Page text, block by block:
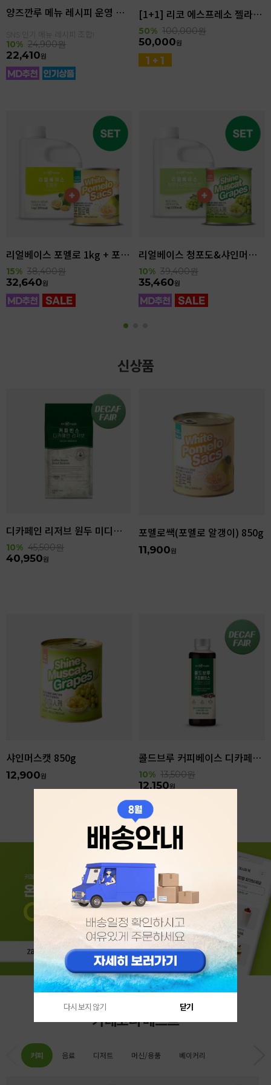
양즈깐루 메뉴 레시피 운영 세트
SNS 인기 메뉴 레시피 조합!
10% 24,900원
22,410원
[1+1] 리코 에스프레소 젤라또 4kg(4.6L)
50% 100,000원
50,000원
리얼베이스 포멜로 1kg + 포멜로쌕 850g SET
15% 38,400원
32,640원
리얼베이스 청포도&샤인머스캣 1kg + 샤인머스캣 850g SET
10% 39,400원
35,460원
신상품
디카페인 리저브 원두 미디엄다크 로스팅 1kg
10% 45,500원
40,950원
포멜로쌕(포멜로 알갱이) 850g
11,900원
샤인머스캣 850g
12,900원
콜드브루 커피베이스 디카페인 리저브 440ml
10% 13,500원
12,150원
카테고리 베스트
커피 음료 디저트 머신/용품 베이커리
다시 보지 않기 닫기